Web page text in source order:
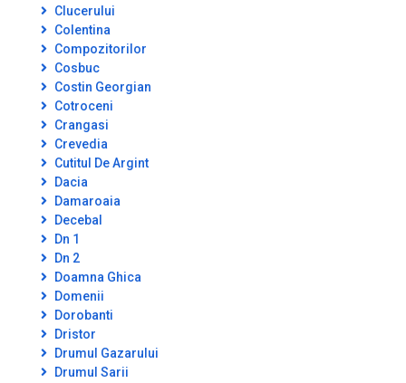
Clucerului
Colentina
Compozitorilor
Cosbuc
Costin Georgian
Cotroceni
Crangasi
Crevedia
Cutitul De Argint
Dacia
Damaroaia
Decebal
Dn 1
Dn 2
Doamna Ghica
Domenii
Dorobanti
Dristor
Drumul Gazarului
Drumul Sarii